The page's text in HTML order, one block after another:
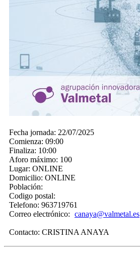
Fecha jornada: 22/07/2025
Comienza: 09:00
Finaliza: 10:00
Aforo máximo: 100
Lugar: ONLINE
Domicilio: ONLINE
Población:
Codigo postal:
Telefono: 963719761
Correo electrónico: canaya@valmetal.es
Contacto: CRISTINA ANAYA